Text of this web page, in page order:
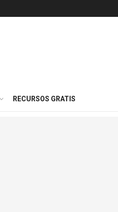
RECURSOS GRATIS